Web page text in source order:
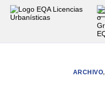
Servicios
ARCHIVO,